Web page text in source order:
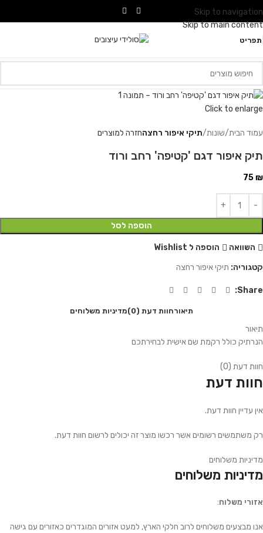
Skip to navigation
Skip to main content
תפריט
Click to enlarge
עמוד הבית שונות תיקי איפור רחצהחזרה למוצרים
תיק איפור דגם 'קטיפה' רחב ורוד
75₪
הוספה לסל
השוואה
הוספה ל Wishlist
קטגוריה: תיקי איפור רחצה
Share:
תיאורחוות דעת (0) מדיניות משלוחים
תיאור
הנרתיק כולל רקמת שם אישית לבחירתכם
חוות דעת (0)
חוות דעת
אין עדיין חוות דעת.
רק משתמשים רשומים אשר רכשו מוצר זה יכולים לרשום חוות דעת.
מדיניות משלוחים
מדיניות משלוחים
אזורי משלוח:
אנו מבצעים משלוחים לרוב חלקי הארץ, למעט אזורים המוגדרים כאזורים עם גישה